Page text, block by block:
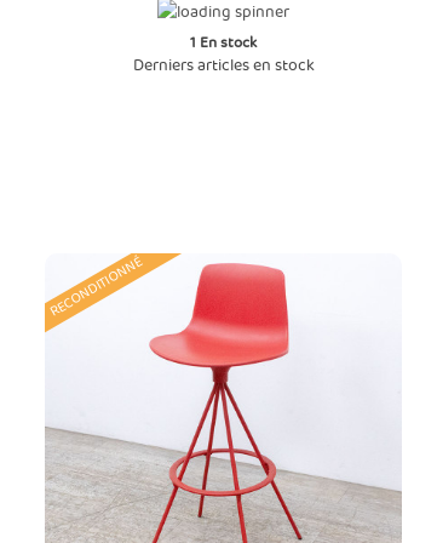
1 En stock
Derniers articles en stock
RECONDITIONNÉ